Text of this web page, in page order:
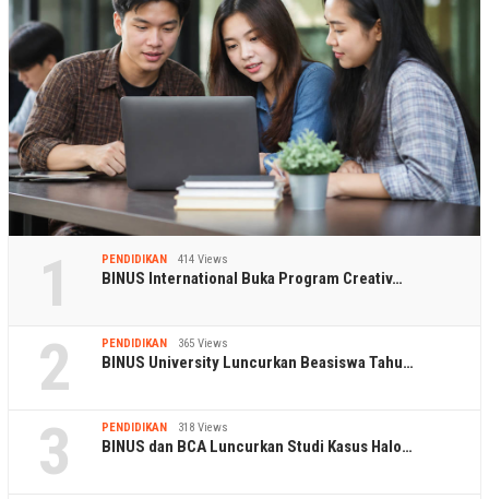
1 PENDIDIKAN 414 Views
BINUS International Buka Program Creativ…
2 PENDIDIKAN 365 Views
BINUS University Luncurkan Beasiswa Tahu…
3 PENDIDIKAN 318 Views
BINUS dan BCA Luncurkan Studi Kasus Halo…